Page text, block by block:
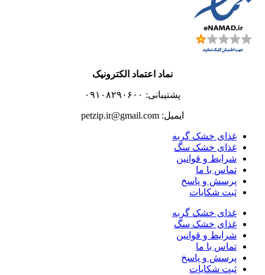
نماد اعتماد الکترونیک
پشتیبانی: ۰۹۱۰۸۲۹۰۶۰۰
ایمیل: petzip.ir@gmail.com
غذای خشک گربه
غذای خشک سگ
شرایط و قوانین
تماس با ما
پرسش و پاسخ
ثبت شکایات
غذای خشک گربه
غذای خشک سگ
شرایط و قوانین
تماس با ما
پرسش و پاسخ
ثبت شکایات